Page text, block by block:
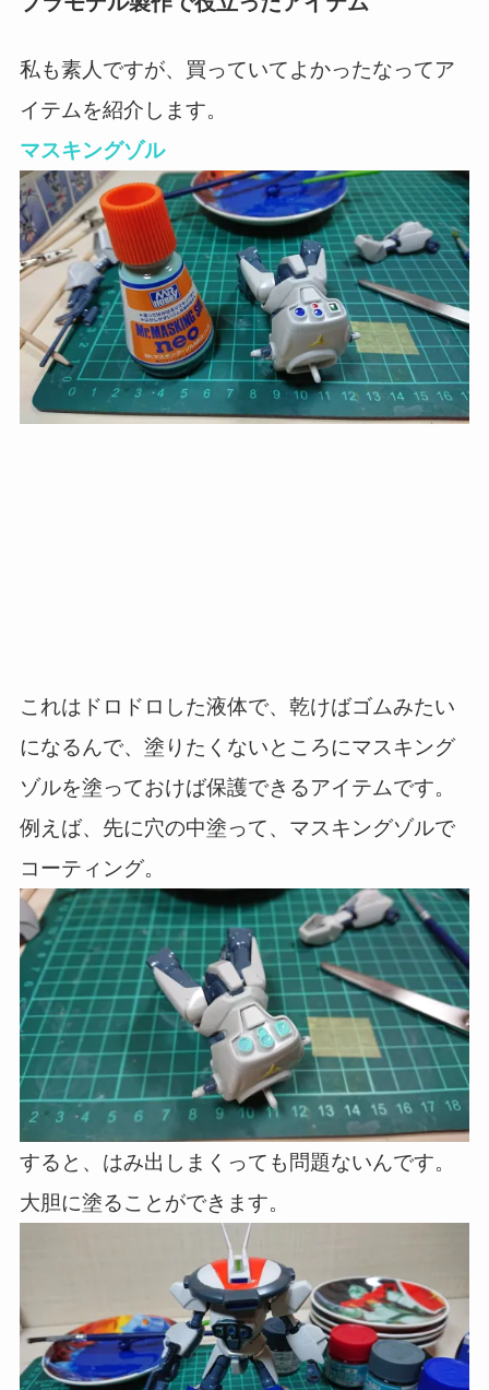
私も素人ですが、買っていてよかったなってア
イテムを紹介します。
マスキングゾル
これはドロドロした液体で、乾けばゴムみたい
になるんで、塗りたくないところにマスキング
ゾルを塗っておけば保護できるアイテムです。
例えば、先に穴の中塗って、マスキングゾルで
コーティング。
すると、はみ出しまくっても問題ないんです。
大胆に塗ることができます。